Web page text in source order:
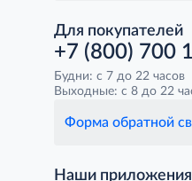
Для покупателей
+7 (800) 700
Будни: с 7 до 22 часов
Выходные: с 8 до 22
Форма обратной
Наши приложения